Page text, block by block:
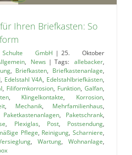
Ihren Briefkasten: So
GmbH | 25. Oktober
, News | Tags:allebacker,
, Briefkasten, Briefkastenanlage,
, Edelstahl V4A, Edelstahlbriefkästen,
, Filiformkorrosion, Funktion, Galfan,
, Klingelkontakte, Korrosion,
, Mechanik, Mehrfamilienhaus,
Paketkastenanlagen, Paketschrank,
, Plexiglas, Post, Postsendung,
Pflege, Reinigung, Scharniere,
, Wartung, Wohnanlage,